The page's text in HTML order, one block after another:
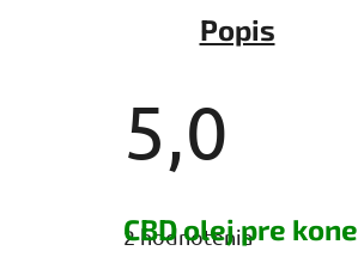
Popis
5,0
hodnotenie
produktu
2 hodnotenia
CBD olej pre kone